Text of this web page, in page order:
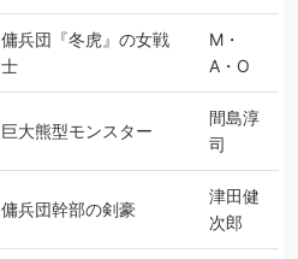
傭兵団『冬虎』の女戦
士
M・
A・O
巨大熊型モンスター
間島淳
司
傭兵団幹部の剣豪
津田健
次郎